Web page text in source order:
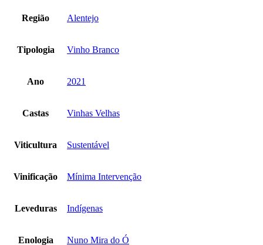
Região Alentejo
Tipologia Vinho Branco
Ano 2021
Castas Vinhas Velhas
Viticultura Sustentável
Vinificação Mínima Intervenção
Leveduras Indígenas
Enologia Nuno Mira do Ó